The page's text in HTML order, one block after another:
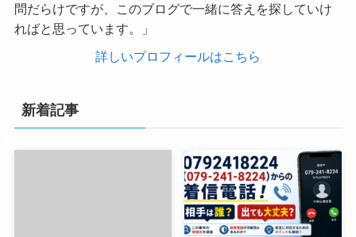
問だらけですが、このブログで一緒に答えを探していけ
ればと思っています。」
詳しいプロフィールはこちら
新着記事